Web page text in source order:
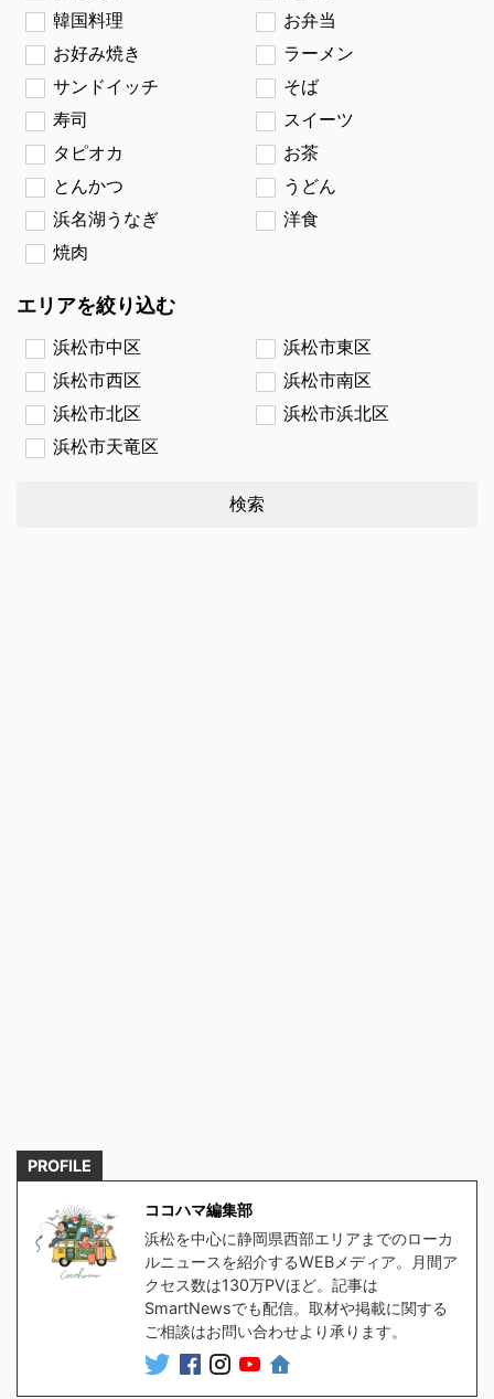
韓国料理
お弁当
お好み焼き
ラーメン
サンドイッチ
そば
寿司
スイーツ
タピオカ
お茶
とんかつ
うどん
浜名湖うなぎ
洋食
焼肉
エリアを絞り込む
浜松市中区
浜松市東区
浜松市西区
浜松市南区
浜松市北区
浜松市浜北区
浜松市天竜区
検索
PROFILE
ココハマ編集部
浜松を中心に静岡県西部エリアまでのローカ
ルニュースを紹介するWEBメディア。月間ア
クセス数は130万PVほど。記事は
SmartNewsでも配信。取材や掲載に関する
ご相談はお問い合わせより承ります。